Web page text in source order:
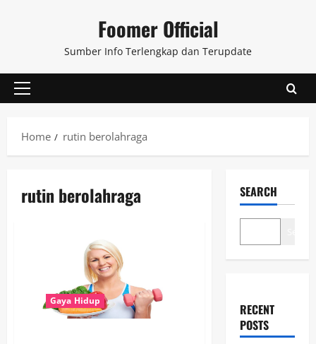
Foomer Official
Sumber Info Terlengkap dan Terupdate
Primary
Home
rutin berolahraga
rutin berolahraga
Gaya Hidup
SEARCH
RECENT
POSTS